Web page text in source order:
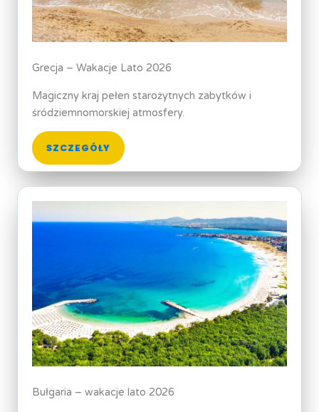
Grecja – Wakacje Lato 2026
Magiczny kraj pełen starożytnych zabytków i
śródziemnomorskiej atmosfery.
SZCZEGÓŁY
Bułgaria – wakacje lato 2026